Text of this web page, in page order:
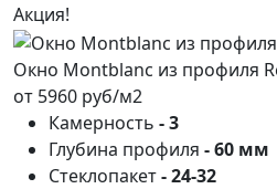
Акция!
Окно Montblanc из профиля
от 5960 руб/м2
Камерность - 3
Глубина профиля - 60 мм
Стеклопакет- 24-32